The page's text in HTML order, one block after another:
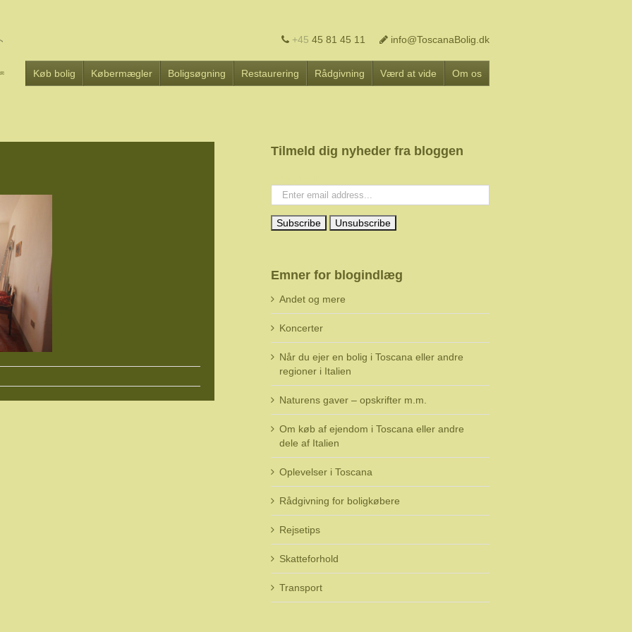
+45 45 81 45 11 info@ToscanaBolig.dk
Køb bolig Købermægler Boligsøgning Restaurering Rådgivning Værd at vide Om os
Tilmeld dig nyheder fra bloggen
Emner for blogindlæg
Andet og mere
Koncerter
Når du ejer en bolig i Toscana eller andre
regioner i Italien
Naturens gaver – opskrifter m.m.
Om køb af ejendom i Toscana eller andre
dele af Italien
Oplevelser i Toscana
Rådgivning for boligkøbere
Rejsetips
Skatteforhold
Transport